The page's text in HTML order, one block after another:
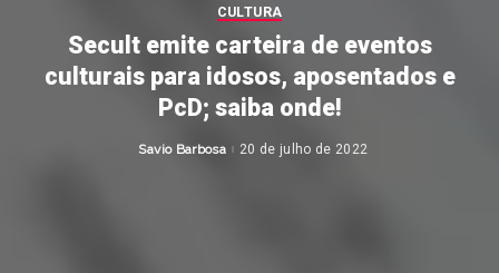
CULTURA
Secult emite carteira de eventos
culturais para idosos, aposentados e
PcD; saiba onde!
Posted
Savio Barbosa 20 de julho de 2022